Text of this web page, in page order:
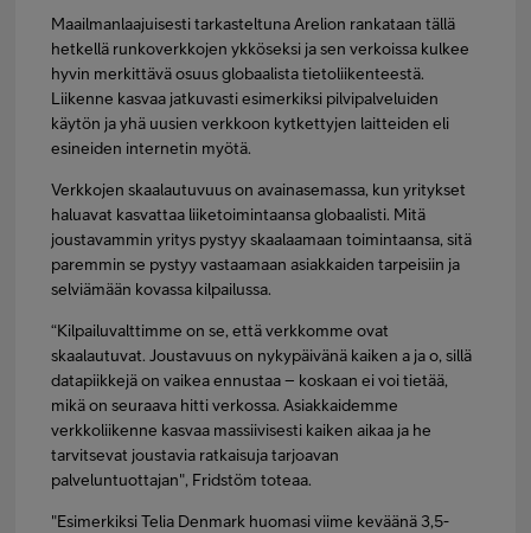
Maailmanlaajuisesti tarkasteltuna Arelion rankataan tällä
hetkellä runkoverkkojen ykköseksi ja sen verkoissa kulkee
hyvin merkittävä osuus globaalista tietoliikenteestä.
Liikenne kasvaa jatkuvasti esimerkiksi pilvipalveluiden
käytön ja yhä uusien verkkoon kytkettyjen laitteiden eli
esineiden internetin myötä.
Verkkojen skaalautuvuus on avainasemassa, kun yritykset
haluavat kasvattaa liiketoimintaansa globaalisti. Mitä
joustavammin yritys pystyy skaalaamaan toimintaansa, sitä
paremmin se pystyy vastaamaan asiakkaiden tarpeisiin ja
selviämään kovassa kilpailussa.
“Kilpailuvalttimme on se, että verkkomme ovat
skaalautuvat. Joustavuus on nykypäivänä kaiken a ja o, sillä
datapiikkejä on vaikea ennustaa – koskaan ei voi tietää,
mikä on seuraava hitti verkossa. Asiakkaidemme
verkkoliikenne kasvaa massiivisesti kaiken aikaa ja he
tarvitsevat joustavia ratkaisuja tarjoavan
palveluntuottajan", Fridstöm toteaa.
"Esimerkiksi Telia Denmark huomasi viime keväänä 3,5-